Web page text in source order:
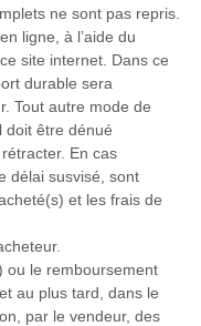
ne sont pas repris.
ligne, à l’aide du
site internet. Dans ce
durable sera
Tout autre mode de
doit être dénué
En cas
délai susvisé, sont
et les frais de
ou le remboursement
au plus tard, dans le
par le vendeur, des